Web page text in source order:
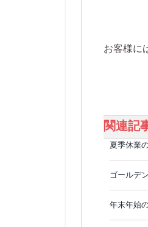
お客様に
関連記
夏季休業
ゴールデ
年末年始